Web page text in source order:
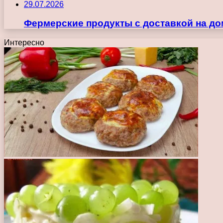
29.07.2026
Фермерские продукты с доставкой на
Интересно